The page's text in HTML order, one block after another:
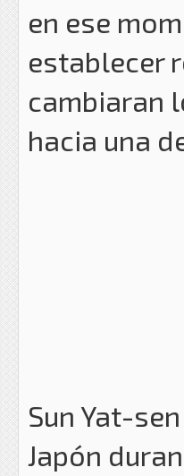
en ese
establecer
cambiaran
hacia una
Sun Yat-
Japón